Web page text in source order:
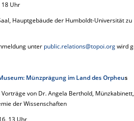
18 Uhr
Hauptgebäude der Humboldt-Universität
unter public.relations@topoi.orgwird
Münzprägung im Land des Orpheus
von Dr. Angela Berthold,
der Wissenschaften
13 Uhr